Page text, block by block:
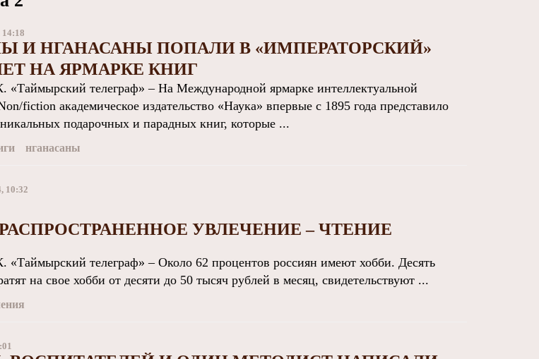
14:18
И НГАНАСАНЫ ПОПАЛИ В «ИМПЕРАТОРСКИЙ»
НА ЯРМАРКЕ КНИГ
телеграф» – На Международной ярмарке интеллектуальной
fiction академическое издательство «Наука» впервые с 1895 года представило
подарочных и парадных книг, которые ...
нганасаны
10:32
УВЛЕЧЕНИЕ – ЧТЕНИЕ
телеграф» – Около 62 процентов россиян имеют хобби. Десять
на свое хобби от десяти до 50 тысяч рублей в месяц, свидетельствуют ...